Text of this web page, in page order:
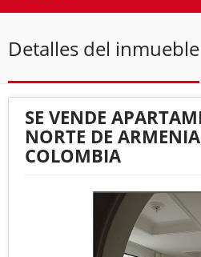
Detalles del inmueble
SE VENDE
NORTE DE
COLOMBIA